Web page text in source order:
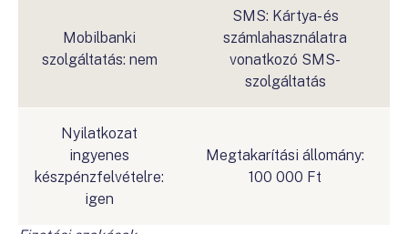
Mobilbanki
szolgáltatás: nem
SMS: Kártya- és
számlahasználatra
vonatkozó SMS-
szolgáltatás
Nyilatkozat
ingyenes
készpénzfelvételre:
igen
Megtakarítási állomány:
100 000 Ft